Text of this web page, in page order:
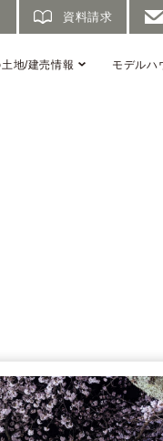
資料請求
地/建売情報 モデルハ